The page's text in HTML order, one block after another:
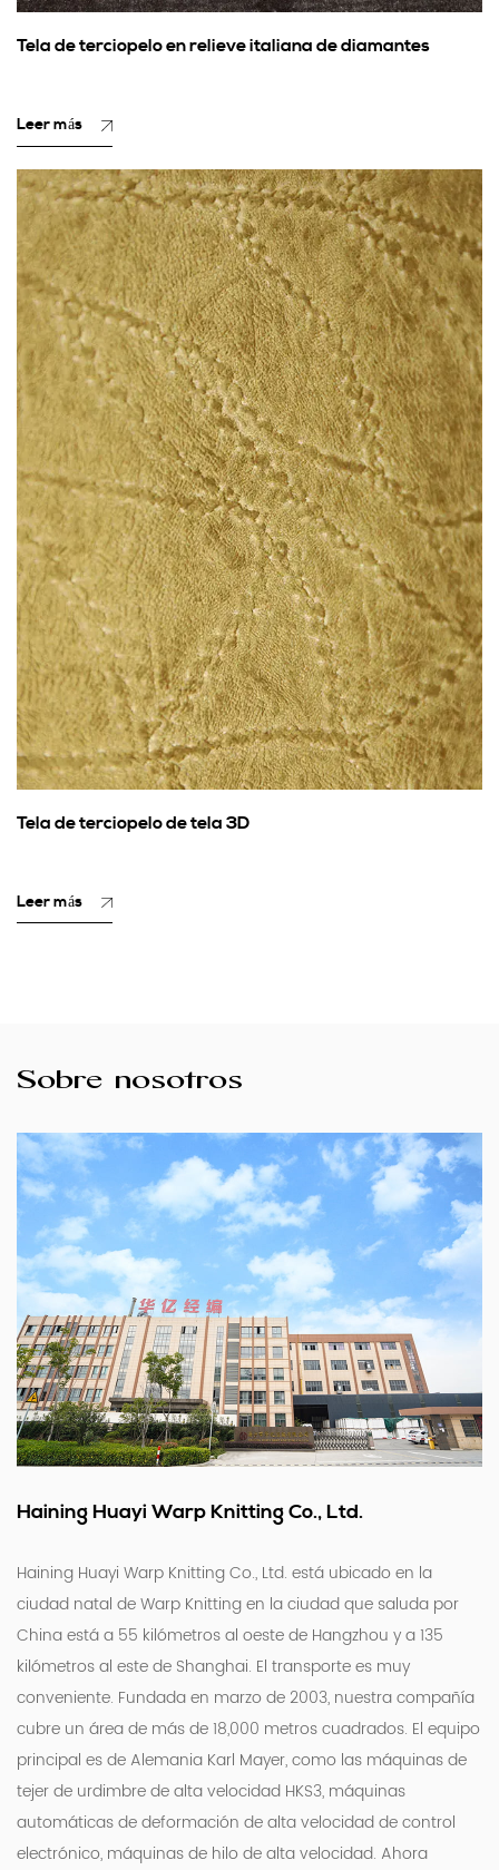
Tela de terciopelo en relieve italiana de diamantes
Leer más
Tela de terciopelo de tela 3D
Leer más
Sobre nosotros
Haining Huayi Warp Knitting Co., Ltd.
Haining Huayi Warp Knitting Co., Ltd. está ubicado en la
ciudad natal de Warp Knitting en la ciudad que saluda por
China está a 55 kilómetros al oeste de Hangzhou y a 135
kilómetros al este de Shanghai. El transporte es muy
conveniente. Fundada en marzo de 2003, nuestra compañía
cubre un área de más de 18,000 metros cuadrados. El equipo
principal es de Alemania Karl Mayer, como las máquinas de
tejer de urdimbre de alta velocidad HKS3, máquinas
automáticas de deformación de alta velocidad de control
electrónico, máquinas de hilo de alta velocidad. Ahora